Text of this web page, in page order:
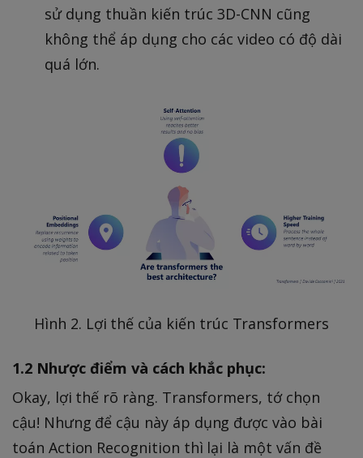
sử dụng thuần kiến trúc 3D-CNN cũng
không thể áp dụng cho các video có độ dài
quá lớn.
Hình 2. Lợi thế của kiến trúc Transformers
1.2 Nhược điểm và cách khắc phục:
Okay, lợi thế rõ ràng. Transformers, tớ chọn
cậu! Nhưng để cậu này áp dụng được vào bài
toán Action Recognition thì lại là một vấn đề